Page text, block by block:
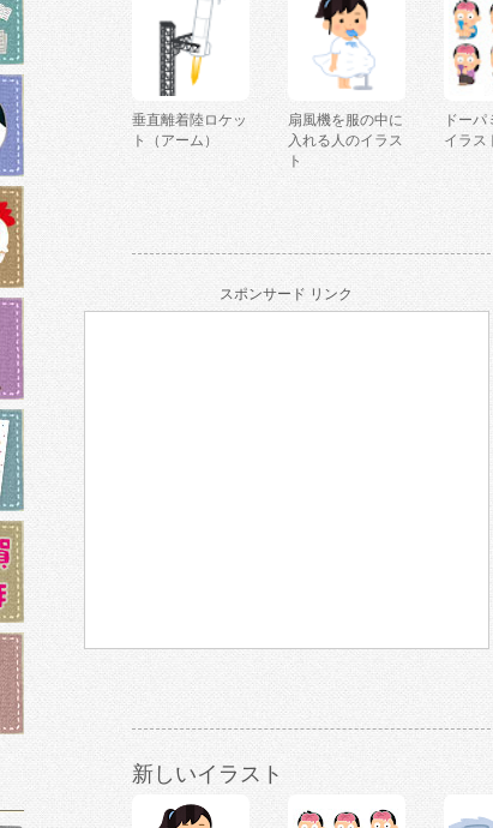
垂直離着陸ロケッ
ト（アーム）
扇風機を服の中に
入れる人のイラス
ト
ドー
イラス
スポンサード リンク
新しいイラスト